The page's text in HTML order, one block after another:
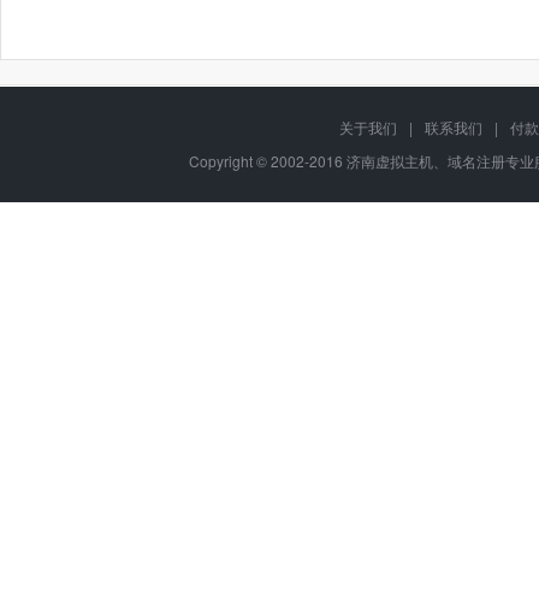
关于我们 | 联系我们 |
付
Copyright © 2002-2016 济南虚拟主机、域名注册专